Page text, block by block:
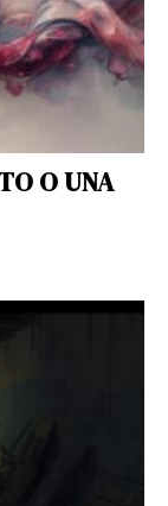
O UNA